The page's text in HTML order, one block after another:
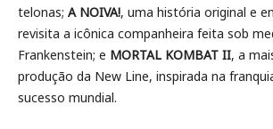
telonas; A NOIVA!, uma história original e
revisita a icônica companheira feita sob
Frankenstein; e MORTAL KOMBAT II, a
produção da New Line, inspirada na
sucesso mundial.